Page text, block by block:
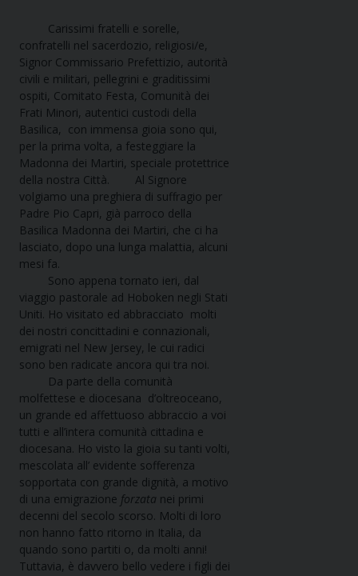
Carissimi fratelli e sorelle,
confratelli nel sacerdozio, religiosi/e,
Signor Commissario Prefettizio, autorità
civili e militari, pellegrini e graditissimi
ospiti, Comitato Festa, Comunità dei
Frati Minori, autentici custodi della
Basilica, con immensa gioia sono qui,
per la prima volta, a festeggiare la
Madonna dei Martiri, speciale protettrice
della nostra Città. Al Signore
volgiamo una preghiera di suffragio per
Padre Pio Capri, già parroco della
Basilica Madonna dei Martiri, che ci ha
lasciato, dopo una lunga malattia, alcuni
mesi fa.
Sono appena tornato ieri, dal
viaggio pastorale ad Hoboken negli Stati
Uniti. Ho visitato ed abbracciato molti
dei nostri concittadini e connazionali,
emigrati nel New Jersey, le cui radici
sono ben radicate ancora qui tra noi.
Da parte della comunità
molfettese e diocesana d’oltreoceano,
un grande ed affettuoso abbraccio a voi
tutti e all’intera comunità cittadina e
diocesana. Ho visto la gioia su tanti volti,
mescolata all’ evidente sofferenza
sopportata con grande dignità, a motivo
di una emigrazione forzata nei primi
decenni del secolo scorso. Molti di loro
non hanno fatto ritorno in Italia, da
quando sono partiti o, da molti anni!
Tuttavia, è davvero bello vedere i figli dei